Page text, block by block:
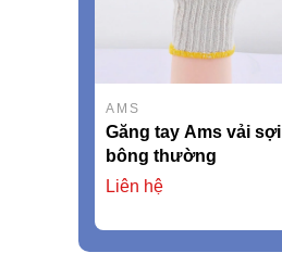
AMS
Găng tay Ams vải sợi
bông thường
Liên hệ